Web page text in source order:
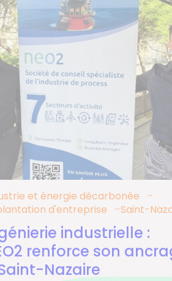
et énergie décarbonée
d'entreprise
Saint-
industrielle :
renforce son
Nazaire